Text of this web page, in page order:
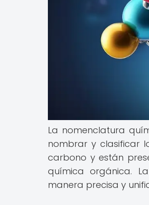
La nomenclatura
nombrar y clasificar
carbono y están
química orgánica.
manera precisa y